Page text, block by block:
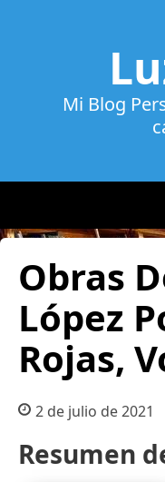
Mi Blog
Obras
López
Rojas,
2 de julio de 2021
Resumen